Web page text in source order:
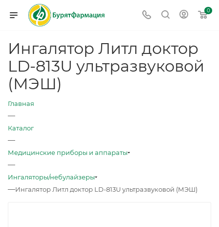
0
Ингалятор Литл доктор
LD-813U ультразвуковой
(МЭШ)
Главная
—
Каталог
—
Медицинские приборы и аппараты
—
Ингаляторы/небулайзеры
—Ингалятор Литл доктор LD-813U ультразвуковой (МЭШ)